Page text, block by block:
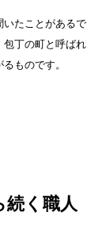
いたことがあるで
包丁の町と呼ばれ
ものです。
続く職人